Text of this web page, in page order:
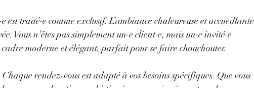
est traité·e comme exclusif. L’ambiance chaleureuse et accueillante
Vous n’êtes pas simplement un·e client·e, mais un·e invité·e
moderne et élégant, parfait pour se faire chouchouter.
rendez-vous est adapté à vos besoins spécifiques. Que vous